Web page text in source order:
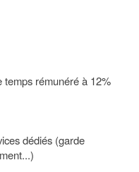
temps rémunéré à 12%
dédiés (garde